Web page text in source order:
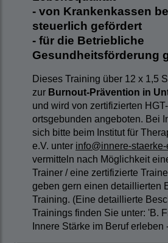
- von Krankenkassen
steuerlich gefördert
- für die Betriebliche
Gesundheitsförderung
Dieses Training über 12 x 1,5
zur Burnout-Prävention in
und wird von zertifizierten
ortsgebunden angeboten. Bei
sich bitte beim Institut für
e.V. unter info@innere-
vermitteln nach Möglichkeit
Trainer / eine zertifizierte
geben gern einen detaillierten
Training. (Eine detaillierte
Trainings finden Sie unter: 'B.
Innere Stärke im Beruf erleben